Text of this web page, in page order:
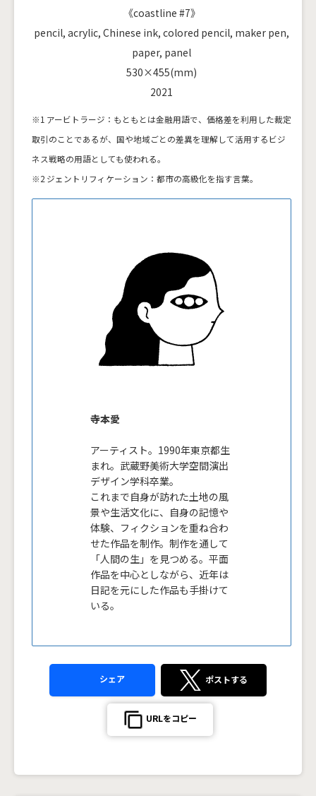
《coastline #7》
pencil, acrylic, Chinese ink, colored pencil, maker pen,
paper, panel
530×455(mm)
2021
※1 アービトラージ：もともとは金融用語で、価格差を利用した裁定
取引のことであるが、国や地域ごとの差異を理解して活用するビジ
ネス戦略の用語としても使われる。
※2 ジェントリフィケーション：都市の高級化を指す言葉。
寺本愛
アーティスト。1990年東京都生
まれ。武蔵野美術大学空間演出
デザイン学科卒業。
これまで自身が訪れた土地の風
景や生活文化に、自身の記憶や
体験、フィクションを重ね合わ
せた作品を制作。制作を通して
「人間の生」を見つめる。平面
作品を中心としながら、近年は
日記を元にした作品も手掛けて
いる。
シェア ポストする
URLをコピー